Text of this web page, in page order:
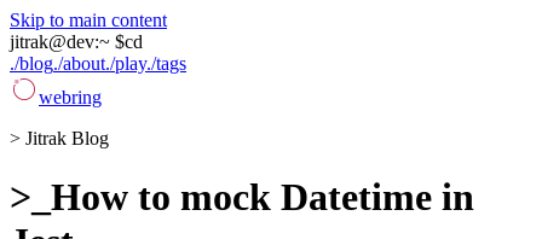
Skip to main content
jitrak@dev:~ $cd
./blog./about./play./tags
webring
> Jitrak Blog
>_ How to mock Datetime in